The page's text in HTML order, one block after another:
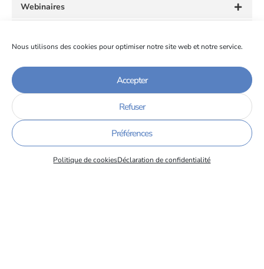
Nous utilisons des cookies pour optimiser notre site web et notre service.
Accepter
Refuser
Préférences
Politique de cookiesDéclaration de confidentialité
Webinaires
Soirée conférence de l'Interclub
Diffuser votre